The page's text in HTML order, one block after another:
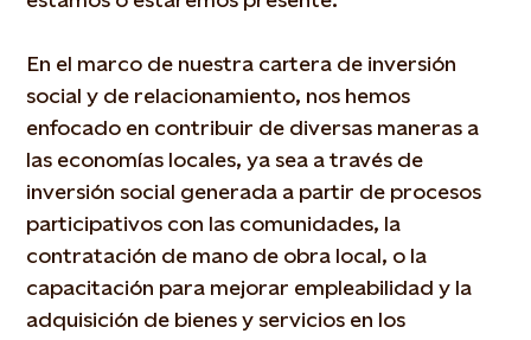
En el marco de nuestra cartera de inversión
social y de relacionamiento, nos hemos
enfocado en contribuir de diversas maneras a
las economías locales, ya sea a través de
inversión social generada a partir de procesos
participativos con las comunidades, la
contratación de mano de obra local, o la
capacitación para mejorar empleabilidad y la
adquisición de bienes y servicios en los